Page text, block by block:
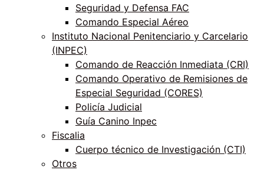
Seguridad y Defensa FAC
Comando Especial Aéreo
Instituto Nacional Penitenciario y Carcelario
(INPEC)
Comando de Reacción Inmediata (CRI)
Comando Operativo de Remisiones de
Especial Seguridad (CORES)
Policía Judicial
Guía Canino Inpec
Fiscalia
Cuerpo técnico de Investigación (CTI)
Otros